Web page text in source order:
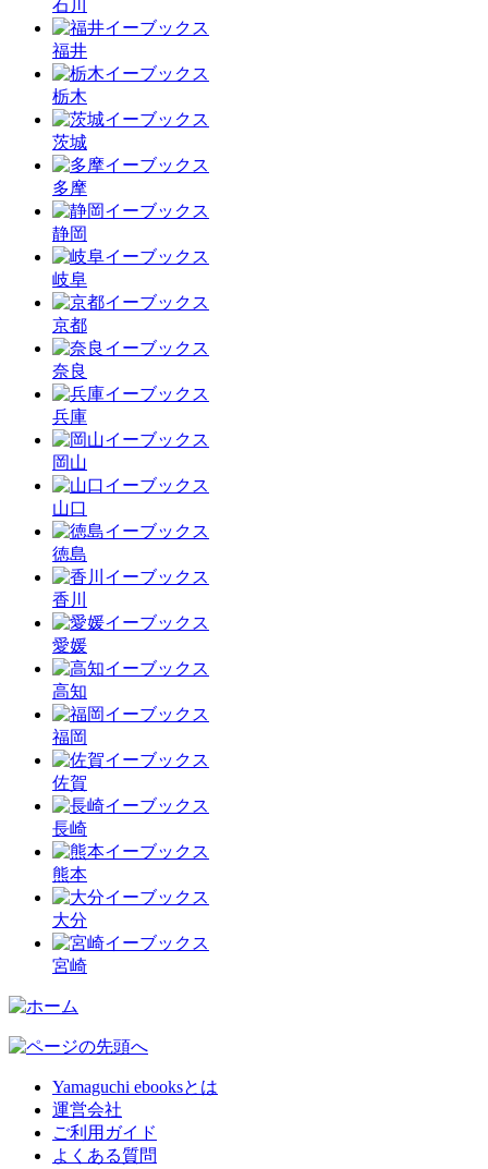
石川
福井
栃木
茨城
多摩
静岡
岐阜
京都
奈良
兵庫
岡山
山口
徳島
香川
愛媛
高知
福岡
佐賀
長崎
熊本
大分
宮崎
Yamaguchi ebooksとは
運営会社
ご利用ガイド
よくある質問